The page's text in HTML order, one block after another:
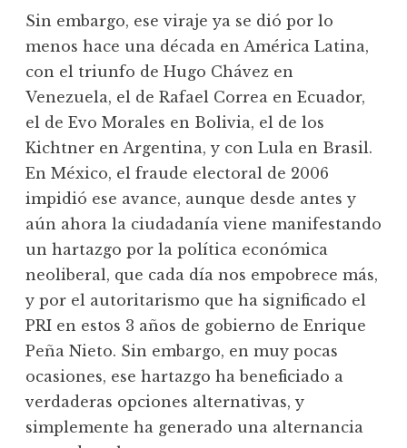
Sin embargo, ese viraje ya se dió por lo
menos hace una década en América Latina,
con el triunfo de Hugo Chávez en
Venezuela, el de Rafael Correa en Ecuador,
el de Evo Morales en Bolivia, el de los
Kichtner en Argentina, y con Lula en Brasil.
En México, el fraude electoral de 2006
impidió ese avance, aunque desde antes y
aún ahora la ciudadanía viene manifestando
un hartazgo por la política económica
neoliberal, que cada día nos empobrece más,
y por el autoritarismo que ha significado el
PRI en estos 3 años de gobierno de Enrique
Peña Nieto. Sin embargo, en muy pocas
ocasiones, ese hartazgo ha beneficiado a
verdaderas opciones alternativas, y
simplemente ha generado una alternancia